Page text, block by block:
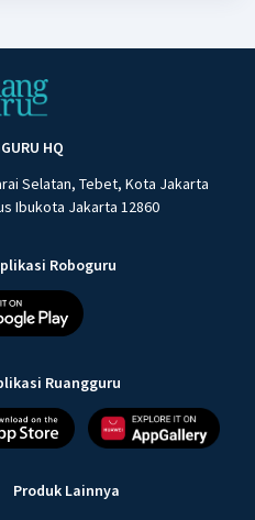
HQ
Selatan, Tebet, Kota Jakarta
Ibukota Jakarta 12860
Roboguru
Ruangguru
Produk Lainnya